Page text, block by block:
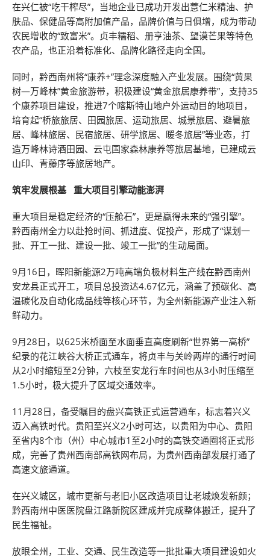
在兴仁被“吃干榨尽”，当地企业已成功开发出薏仁米精油、护
肤品、保健品等高附加值产品，品牌价值与日俱增，成为带动
农民增收的“致富米”。贞丰糯稻、册亨油茶、望谟芒果等特色
农产品，也正沿着标准化、品牌化路径走向全国。
同时，黔西南州将“康养+”理念深度融入产业发展。围绕“黄果
树—万峰林”黄金旅游带，积极建设“黄金旅居康养带”，支持35
个康养项目建设，推进7个喀斯特山地户外运动目的地项目，
培育起“桥旅旅居、田园旅居、运动旅居、城景旅居、避暑旅
居、峰林旅居、民宿旅居、研学旅居、暖冬旅居”等业态，打
造万峰林诗酒田园、云屯国家森林康养等旅居基地，已建成云
山印、青藤序等旅居地产。
筑牢发展根基 重大项目引擎动能澎湃
重大项目是稳定经济的“压舱石”，更是赢得未来的“强引擎”。
黔西南州全力以赴抢时间、抓进度、促投产，形成了“谋划一
批、开工一批、建设一批、竣工一批”的生动局面。
9月16日，晖阳新能源2万吨高端负极材料生产线在黔西南州
安龙县正式开工，项目总投资达4.67亿元，涵盖了预碳化、高
温碳化及自动化成品线等核心环节，为全州新能源产业注入新
鲜动力。
9月28日，以625米桥面至水面垂直高度刷新“世界第一高桥”
纪录的花江峡谷大桥正式通车，将贞丰与关岭两岸的通行时间
从2小时缩短至2分钟，六枝至安龙行车时间也从3小时压缩至
1.5小时，极大提升了区域交通效率。
11月28日，备受瞩目的盘兴高铁正式运营通车，标志着兴义
迈入高铁时代。贵阳至兴义2小时可达，以贵阳为中心、贵阳
至省内8个市（州）中心城市1至2小时的高铁交通圈将正式形
成，完善了贵州西南部高铁网布局，为贵州西南部发展打通了
高速文旅通道。
在兴义城区，城市更新与老旧小区改造项目让老城焕发新颜；
黔西南州中医医院盘江路新院区建成并完成整体搬迁，提升了
民生福祉。
放眼全州，工业、交通、民生改造等一批批重大项目建设如火